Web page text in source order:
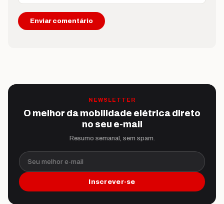
NEWSLETTER
O melhor da mobilidade elétrica direto
no seu e-mail
Resumo semanal, sem spam.
Seu melhor e-mail
Inscrever-se